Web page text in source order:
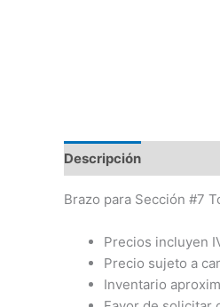
Descripción
Brazo para Sección #7
Precios incluyen
Precio sujeto a
Inventario